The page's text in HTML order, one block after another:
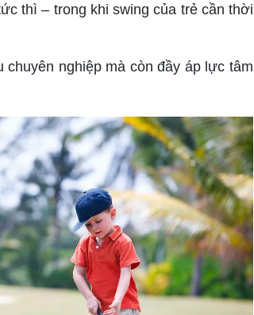
thì – trong khi swing của trẻ cần thời
nghiệp mà còn đầy áp lực tâm